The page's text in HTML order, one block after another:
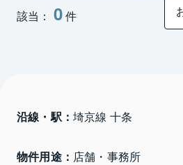
該当： 0件
沿線・駅： 埼京線 十条
物件用途： 店舗・事務所